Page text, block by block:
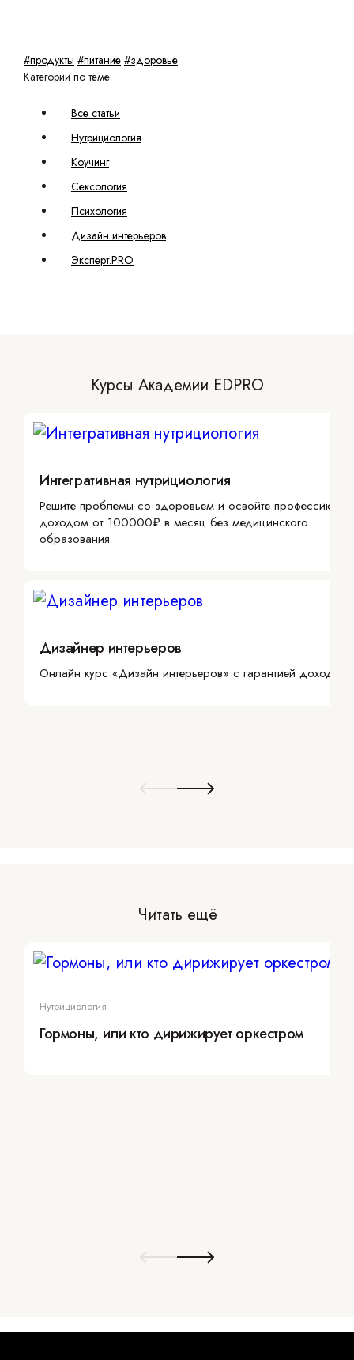
#продукты #питание #здоровье
Категории по теме:
Все статьи
Нутрициология
Коучинг
Сексология
Психология
Дизайн интерьеров
Эксперт.PRO
Курсы Академии EDPRO
Интегративная нутрициология
Решите проблемы со здоровьем и освойте профессию с
доходом от 100000₽ в месяц без медицинского
образования
Дизайнер интерьеров
Онлайн курс «Дизайн интерьеров» с гарантией дохода
Читать ещё
Нутрициология
Гормоны, или кто дирижирует оркестром